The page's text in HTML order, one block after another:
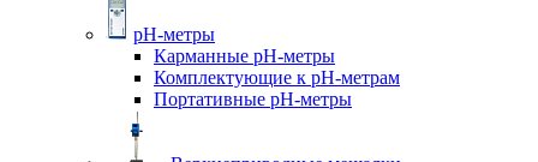
pH-метры
Карманные pH-метры
Комплектующие к pH-метрам
Портативные pH-метры